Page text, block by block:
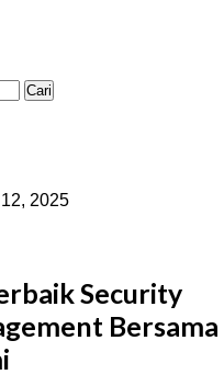
2025
Security
Bersama